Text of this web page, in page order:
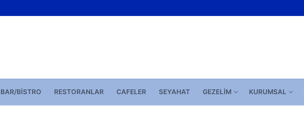
BAR/BISTRO RESTORANLAR CAFELER SEYAHAT GEZELIM KURUMSAL